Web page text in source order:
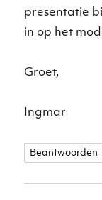
presentatie
in op het
Groet,
Ingmar
Beantwoorden